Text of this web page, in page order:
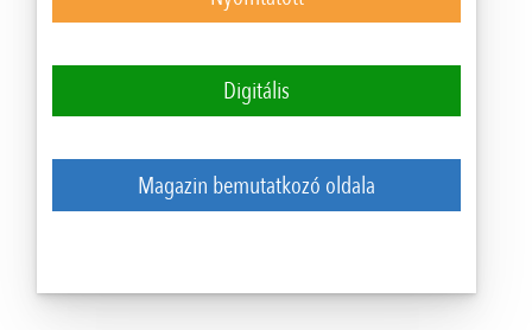
Digitális
Magazin bemutatkozó oldala